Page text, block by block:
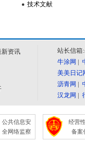
技术文献
新资讯
站长信箱
牛涂网 |
美美日记
沥青网 |
汉龙网 |
公共信息安
全网络监察
经营
备案